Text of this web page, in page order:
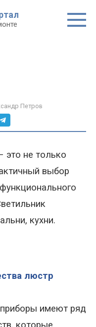
Петров
это не только
выбор
кухни.
люстр
имеют ряд